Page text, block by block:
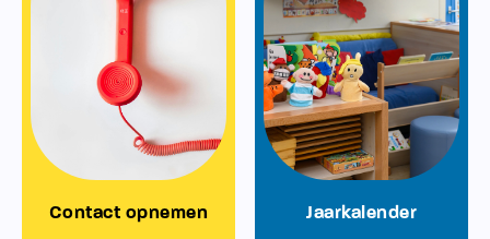
Contact opnemen Jaarkalender